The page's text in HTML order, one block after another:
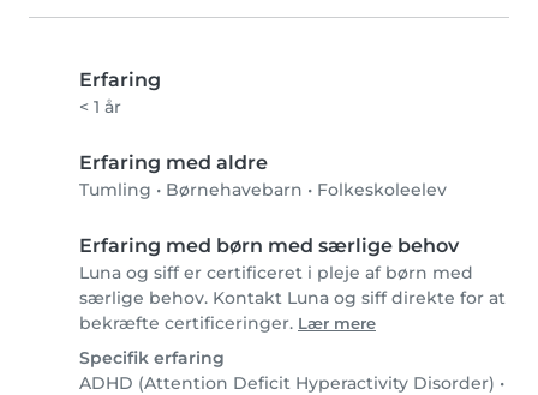
Erfaring
< 1 år
Erfaring med aldre
Tumling • Børnehavebarn • Folkeskoleelev
Erfaring med børn med særlige behov
Luna og siff er certificeret i pleje af børn med
særlige behov. Kontakt Luna og siff direkte for at
bekræfte certificeringer. Lær mere
Specifik erfaring
ADHD (Attention Deficit Hyperactivity Disorder) •